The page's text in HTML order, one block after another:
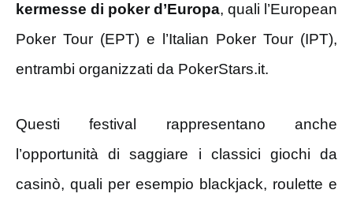
kermesse di poker d’Europa, quali l’European
Poker Tour (EPT) e l’Italian Poker Tour (IPT),
entrambi organizzati da PokerStars.it.
Questi festival rappresentano anche
l’opportunità di saggiare i classici giochi da
casinò, quali per esempio blackjack, roulette e